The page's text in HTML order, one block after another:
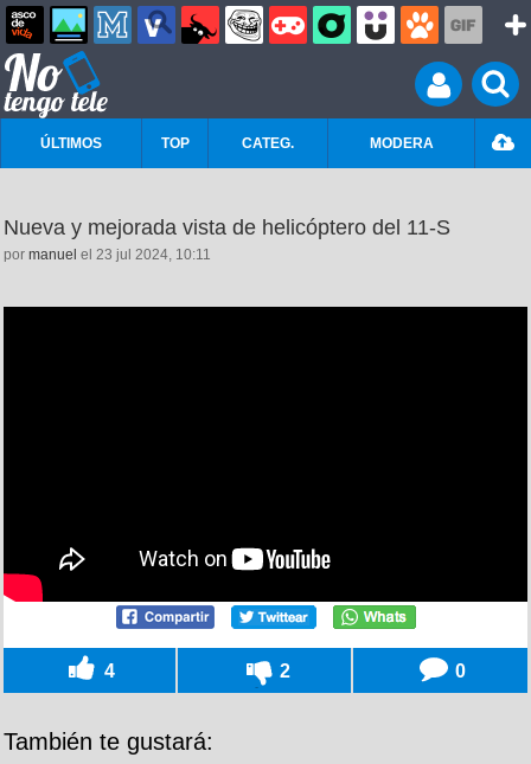
ÚLTIMOS TOP CATEG. MODERA
Nueva y mejorada vista de helicóptero del 11-S
por manuel el 23 jul 2024, 10:11
4 2 0
También te gustará: